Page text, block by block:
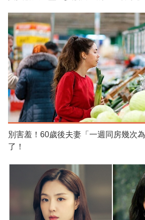
別害羞！60歲後夫妻「一週同房幾次
了！